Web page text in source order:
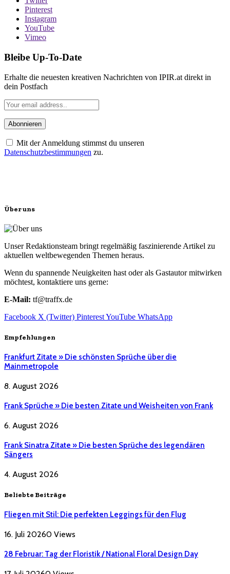
Pinterest
Instagram
YouTube
Vimeo
Bleibe Up-To-Date
Erhalte die neuesten kreativen Nachrichten von IPIR.at direkt in
dein Postfach
Mit der Anmeldung stimmst du unseren
Datenschutzbestimmungen zu.
Über uns
Unser Redaktionsteam bringt regelmäßig faszinierende Artikel zu
aktuellen weltbewegenden Themen heraus.
Wenn du spannende Neuigkeiten hast oder als Gastautor mitwirken
möchtest, kontaktiere uns gerne:
E-Mail: tf@traffx.de
Facebook X (Twitter) PinterestYouTube WhatsApp
Empfehlungen
Frankfurt Zitate » Die schönsten Sprüche über die
Mainmetropole
8. August 2026
Frank Sprüche » Die besten Zitate und Weisheiten von Frank
6. August 2026
Frank Sinatra Zitate » Die besten Sprüche des legendären
Sängers
4. August 2026
Beliebte Beiträge
Fliegen mit Stil: Die perfekten Leggings für den Flug
16. Juli 20260 Views
28 Februar: Tag der Floristik / National Floral Design Day